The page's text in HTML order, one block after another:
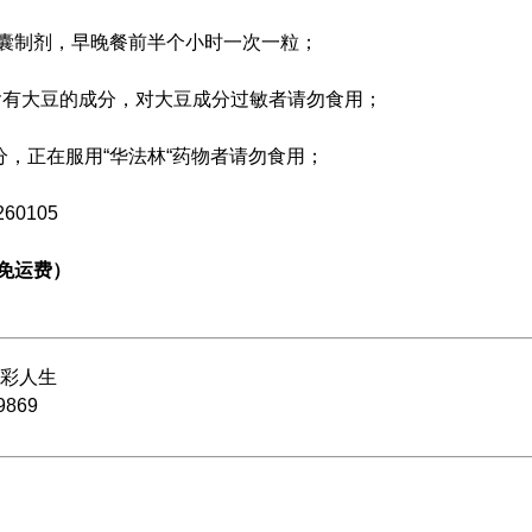
制剂，早晚餐前半个小时一次一粒；
大豆的成分，对大豆成分过敏者请勿食用；
，正在服用“华法林“药物者请勿食用；
运费）
人生